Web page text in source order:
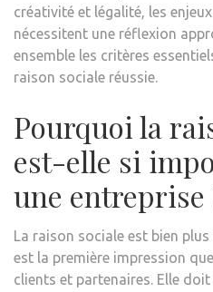
créativité et légalité, les
nécessitent une réflexion
ensemble les critères
raison sociale réussie.
Pourquoi la
est-elle si
une entreprise
La raison sociale est bien
est la première impression
clients et partenaires. Elle